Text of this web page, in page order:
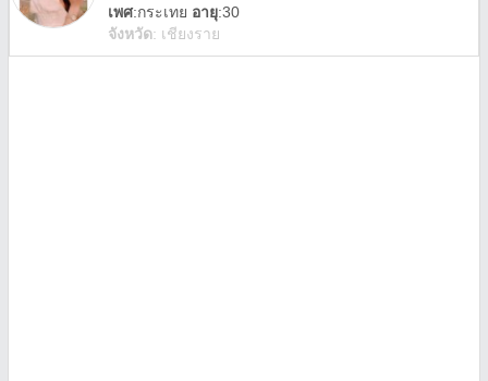
เพศ:กระเทย อายุ:30
จังหวัด: เชียงราย